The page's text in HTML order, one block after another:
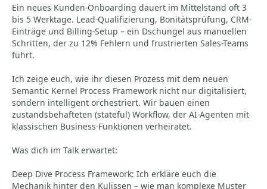
Ein neues Kunden-Onboarding dauert im Mittelstand oft 3
bis 5 Werktage. Lead-Qualifizierung, Bonitätsprüfung, CRM-
Einträge und Billing-Setup – ein Dschungel aus manuellen
Schritten, der zu 12% Fehlern und frustrierten Sales-Teams
führt.
Ich zeige euch, wie ihr diesen Prozess mit dem neuen
Semantic Kernel Process Framework nicht nur digitalisiert,
sondern intelligent orchestriert. Wir bauen einen
zustandsbehafteten (stateful) Workflow, der AI-Agenten mit
klassischen Business-Funktionen verheiratet.
Was dich im Talk erwartet:
Deep Dive Process Framework: Ich erkläre euch die
Mechanik hinter den Kulissen – wie man komplexe Muster